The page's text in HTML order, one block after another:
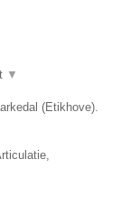
▼
(Etikhove).